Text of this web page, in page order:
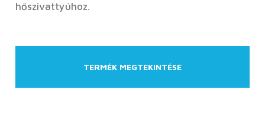
hőszivattyúhoz.
TERMÉK MEGTEKINTÉSE